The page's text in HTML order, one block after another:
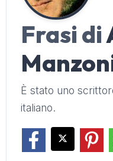
Frasi di
È stato uno
italiano.